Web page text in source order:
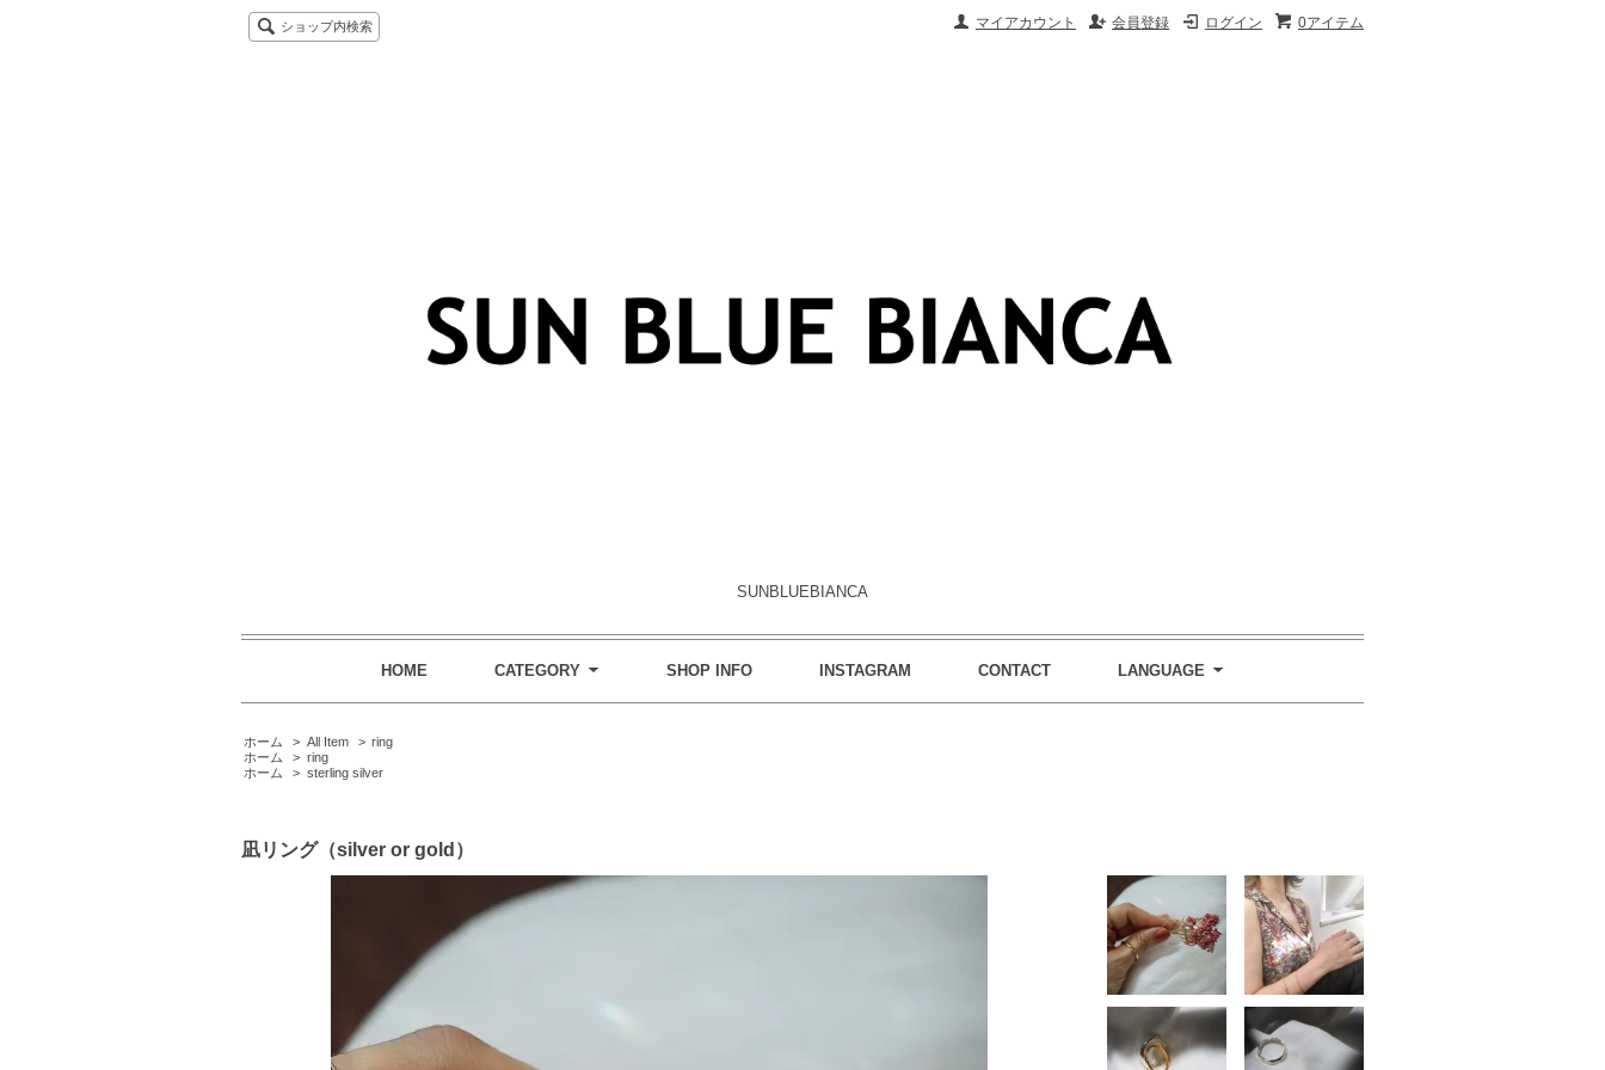
0アイテム
ログイン
会員登録
マイアカウント
ショップ内検索
SUNBLUEBIANCA
HOME CATEGORY SHOP INFO INSTAGRAM CONTACT LANGUAGE
ホーム > All Item > ring
ホーム
> ring
ホーム
> sterling silver
凪リング（silver or gold）